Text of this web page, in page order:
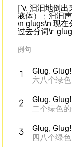
["v. 汩汩地倒
液体）；汩汩
\n glugs\n 现在
过去分词\n
例句
Glug,
六八个绿
Glug,
二个绿色
Glug,
四八个绿